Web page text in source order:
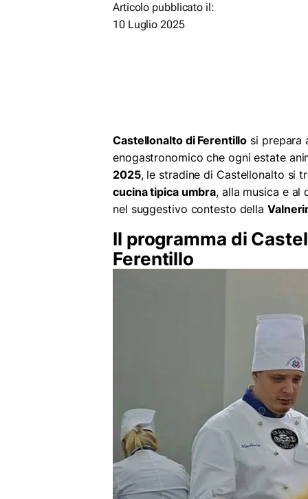
Articolo pubblicato il:
10 Luglio 2025
Castellonalto di Ferentillo si prepara
enogastronomico che ogni estate
2025, le stradine di Castellonalto si
cucina tipica umbra, alla musica e al
nel suggestivo contesto della
Il programma di
Ferentillo